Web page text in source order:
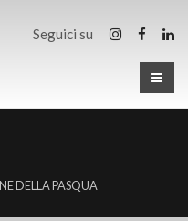
Seguici su
DELLA PASQUA